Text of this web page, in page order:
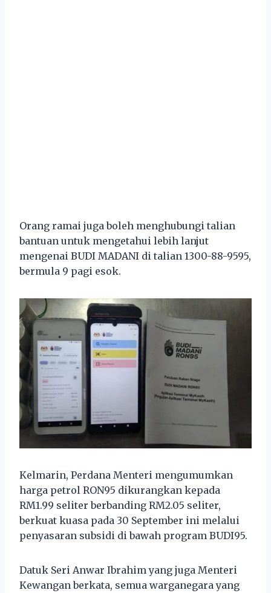
Orang ramai juga boleh menghubungi talian
bantuan untuk mengetahui lebih lanjut
mengenai BUDI MADANI di talian 1300-88-9595,
bermula 9 pagi esok.
Kelmarin, Perdana Menteri mengumumkan
harga petrol RON95 dikurangkan kepada
RM1.99 seliter berbanding RM2.05 seliter,
berkuat kuasa pada 30 September ini melalui
penyasaran subsidi di bawah program BUDI95.
Datuk Seri Anwar Ibrahim yang juga Menteri
Kewangan berkata, semua warganegara yang